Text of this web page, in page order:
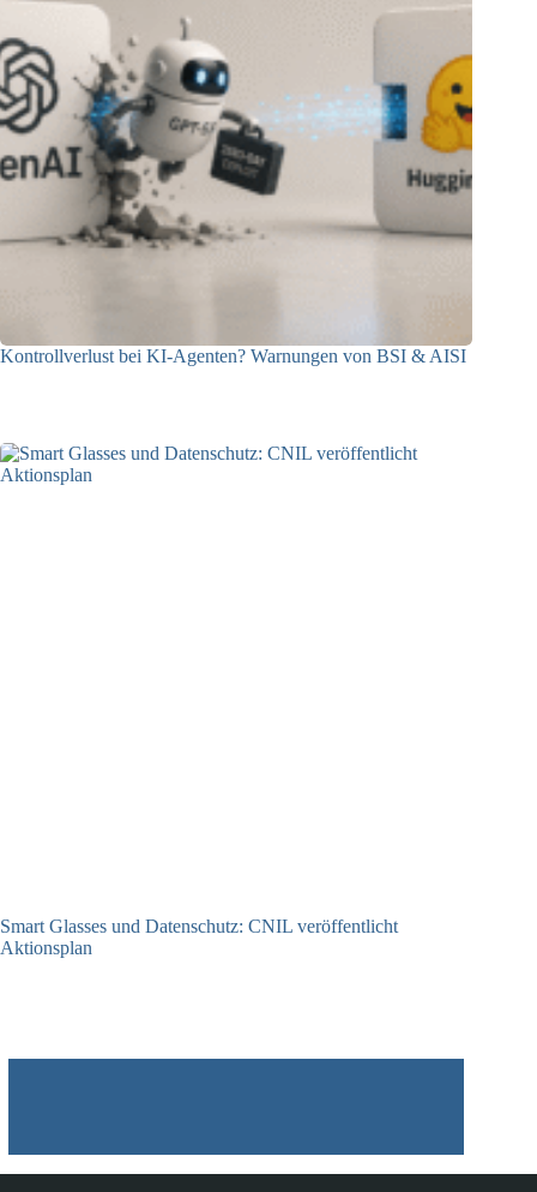
Kontrollverlust bei KI-Agenten? Warnungen von BSI & AISI
Smart Glasses und Datenschutz: CNIL veröffentlicht
Aktionsplan